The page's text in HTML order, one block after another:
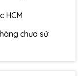
HCM
chưa sử